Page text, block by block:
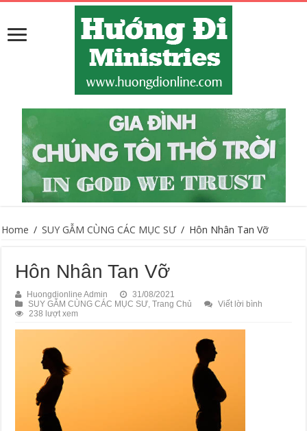
Home / SUY GẪM CÙNG CÁC MỤC SƯ / Hôn Nhân Tan Vỡ
Hôn Nhân Tan Vỡ
Huongdionline Admin
31/08/2021
SUY GẪM CÙNG CÁC MỤC SƯ,Trang Chủ
Viết lời bình
238 lượt xem